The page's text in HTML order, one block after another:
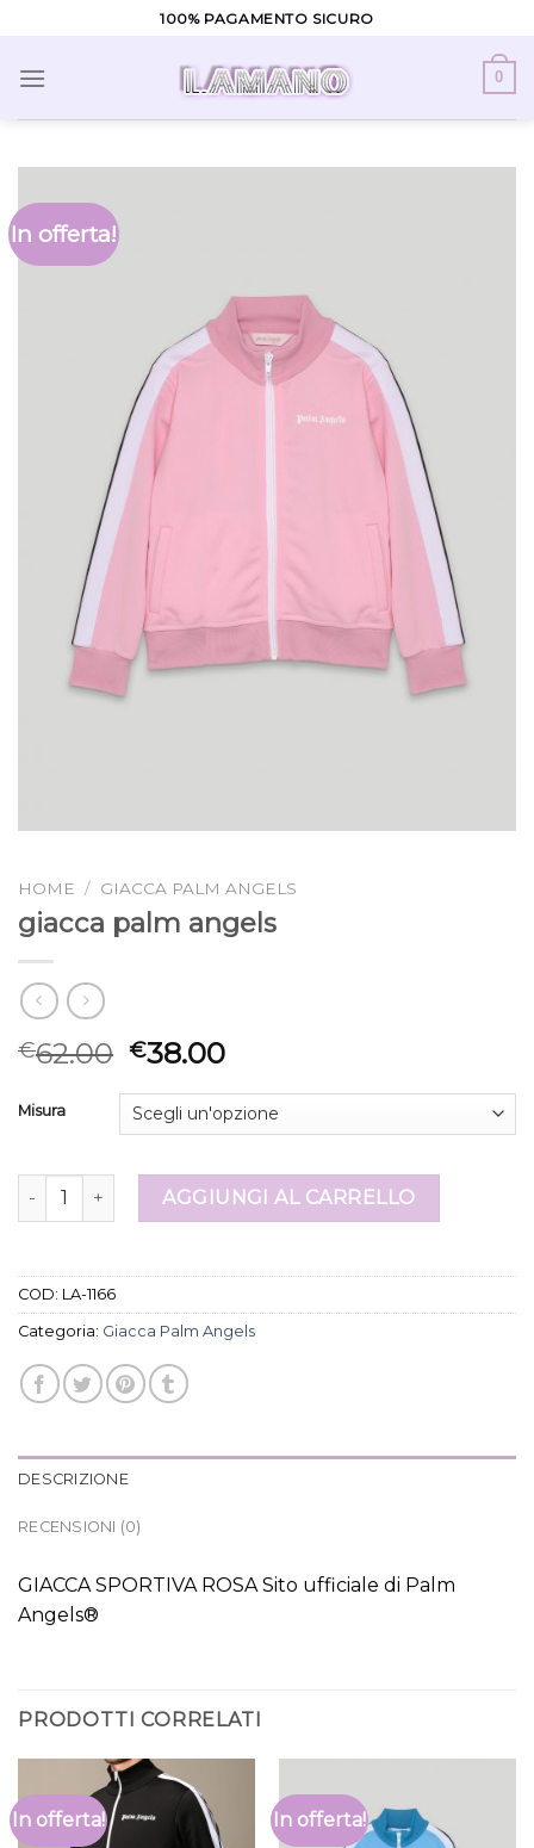
content
100% PAGAMENTO SICURO
0
In offerta!
HOME / GIACCA PALM ANGELS
giacca palm angels
€62.00 €38.00
Misura
giacca palm angels quantitàAGGIUNGI AL CARRELLO
COD: LA-1166
Categoria: Giacca Palm Angels
DESCRIZIONE
RECENSIONI (0)
GIACCA SPORTIVA ROSA Sito ufficiale di Palm
Angels®
PRODOTTI CORRELATI
In offerta! In offerta!